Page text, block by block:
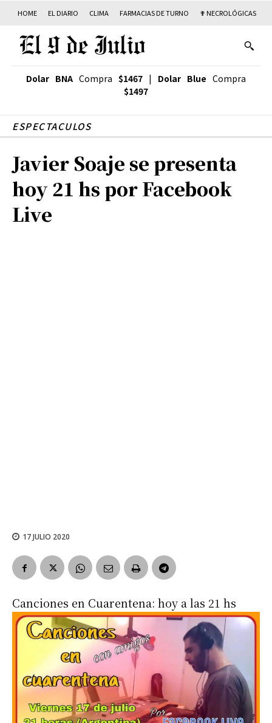
HOME EL DIARIO CLIMA FARMACIAS DE TURNO ✟ NECROLÓGICAS
Dolar BNA Compra $1467 | Dolar Blue Compra
$1497
ESPECTACULOS
Javier Soaje se presenta
hoy 21 hs por Facebook
Live
17 JULIO 2020
Canciones en Cuarentena: hoy a las 21 hs